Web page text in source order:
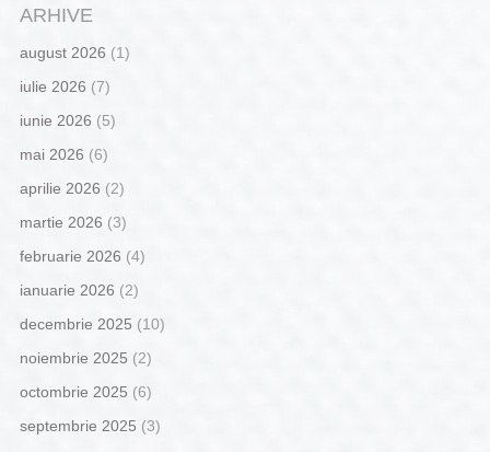
ARHIVE
august 2026 (1)
iulie 2026 (7)
iunie 2026 (5)
mai 2026 (6)
aprilie 2026 (2)
martie 2026 (3)
februarie 2026 (4)
ianuarie 2026 (2)
decembrie 2025 (10)
noiembrie 2025 (2)
octombrie 2025 (6)
septembrie 2025 (3)